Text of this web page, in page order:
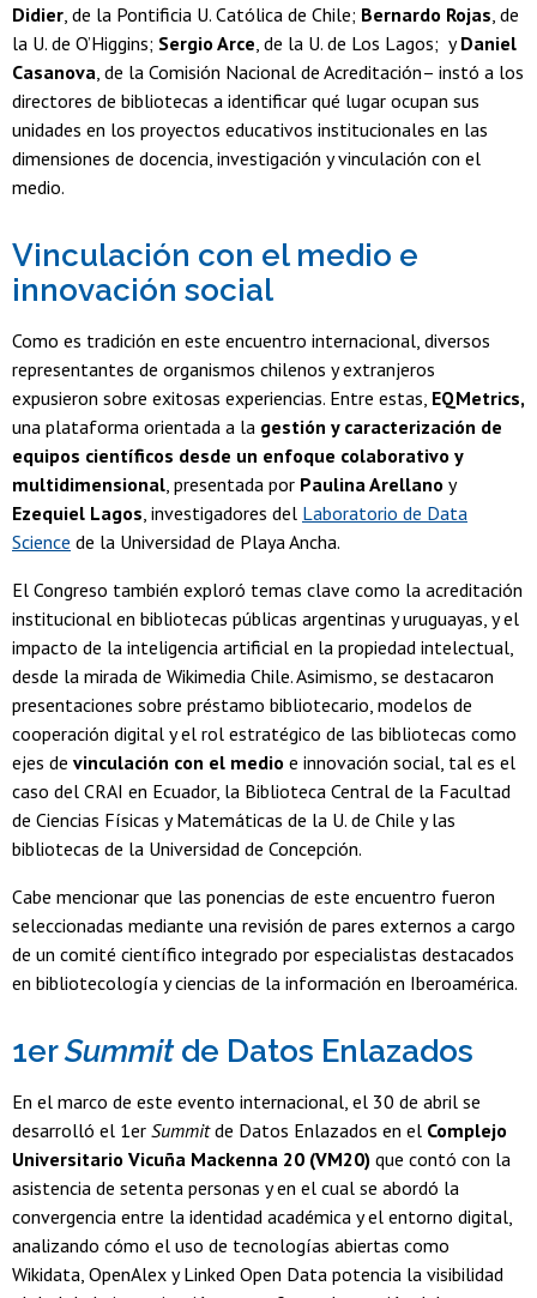
Didier , de la Pontificia U. Católica de Chile; Bernardo Rojas , de
la U. de O’Higgins; Sergio Arce , de la U. de Los Lagos; yDaniel
Casanova , de la Comisión Nacional de Acreditación– instó a los
directores de bibliotecas a identificar qué lugar ocupan sus
unidades en los proyectos educativos institucionales en las
dimensiones de docencia, investigación y vinculación con el
medio.
Vinculación con el medio e
innovación social
Como es tradición en este encuentro internacional, diversos
representantes de organismos chilenos y extranjeros
expusieron sobre exitosas experiencias. Entre estas, EQMetrics,
una plataforma orientada a la gestión y caracterización de
equipos científicos desde un enfoque colaborativo y
multidimensional , presentada por Paulina Arellano y
Ezequiel Lagos , investigadores del Laboratorio de Data
Science de la Universidad de Playa Ancha.
El Congreso también exploró temas clave como la acreditación
institucional en bibliotecas públicas argentinas y uruguayas, y el
impacto de la inteligencia artificial en la propiedad intelectual,
desde la mirada de Wikimedia Chile. Asimismo, se destacaron
presentaciones sobre préstamo bibliotecario, modelos de
cooperación digital y el rol estratégico de las bibliotecas como
ejes de vinculación con el medio e innovación social, tal es el
caso del CRAI en Ecuador, la Biblioteca Central de la Facultad
de Ciencias Físicas y Matemáticas de la U. de Chile y las
bibliotecas de la Universidad de Concepción.
Cabe mencionar que las ponencias de este encuentro fueron
seleccionadas mediante una revisión de pares externos a cargo
de un comité científico integrado por especialistas destacados
en bibliotecología y ciencias de la información en Iberoamérica.
1erSummitde Datos Enlazados
En el marco de este evento internacional, el 30 de abril se
desarrolló el 1er Summitde Datos Enlazados en el Complejo
Universitario Vicuña Mackenna 20 (VM20) que contó con la
asistencia de setenta personas y en el cual se abordó la
convergencia entre la identidad académica y el entorno digital,
analizando cómo el uso de tecnologías abiertas como
Wikidata, OpenAlex y Linked Open Data potencia la visibilidad